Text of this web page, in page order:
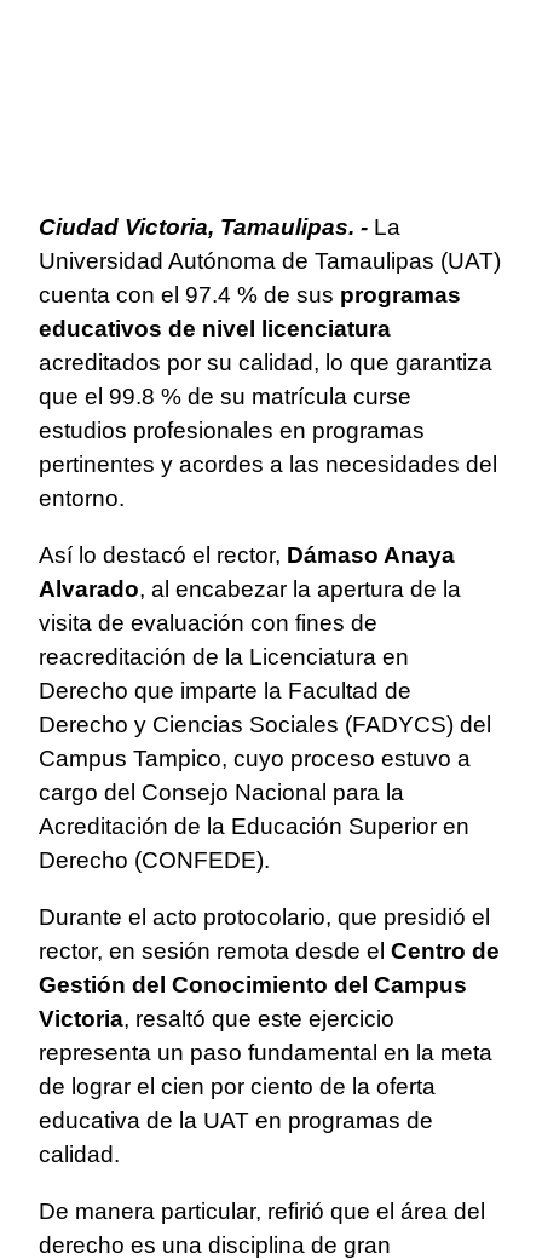
Ciudad Victoria, Tamaulipas. - La
Universidad Autónoma de Tamaulipas (UAT)
cuenta con el 97.4 % de sus programas
educativos de nivel licenciatura
acreditados por su calidad, lo que garantiza
que el 99.8 % de su matrícula curse
estudios profesionales en programas
pertinentes y acordes a las necesidades del
entorno.
Así lo destacó el rector, Dámaso Anaya
Alvarado, al encabezar la apertura de la
visita de evaluación con fines de
reacreditación de la Licenciatura en
Derecho que imparte la Facultad de
Derecho y Ciencias Sociales (FADYCS) del
Campus Tampico, cuyo proceso estuvo a
cargo del Consejo Nacional para la
Acreditación de la Educación Superior en
Derecho (CONFEDE).
Durante el acto protocolario, que presidió el
rector, en sesión remota desde el Centro de
Gestión del Conocimiento del Campus
Victoria, resaltó que este ejercicio
representa un paso fundamental en la meta
de lograr el cien por ciento de la oferta
educativa de la UAT en programas de
calidad.
De manera particular, refirió que el área del
derecho es una disciplina de gran